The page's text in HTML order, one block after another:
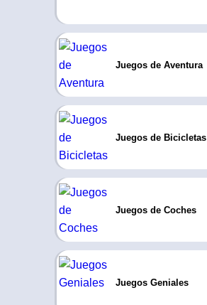
Juegos de Aventura
Juegos de Bicicletas
Juegos de Coches
Juegos Geniales